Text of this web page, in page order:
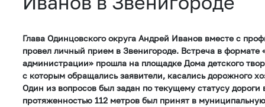
Глава Одинцовского округа Андрей Иванов вместе с
провел личный прием в Звенигороде. Встреча в формате
администрации» прошла на площадке Дома детского
с которым обращались заявители, касались дорожного
Один из вопросов был задан по текущему статусу
протяженностью 112 метров был принят в